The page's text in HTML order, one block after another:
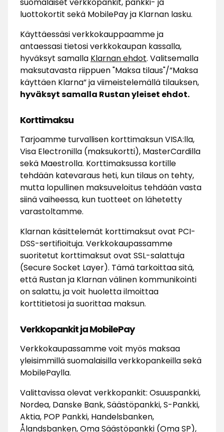
luottokortit sekä MobilePay ja Klarnan lasku.
Käyttäessäsi verkkokauppaamme ja
antaessasi tietosi verkkokaupan kassalla,
hyväksyt samalla Klarnan ehdot. Valitsemalla
maksutavasta riippuen "Maksa tilaus"/”Maksa
käyttäen Klarna” ja viimeistelemällä tilauksen,
hyväksyt samalla Rustan yleiset ehdot.
Korttimaksu
Tarjoamme turvallisen korttimaksun VISA:lla,
Visa Electronilla (maksukortti), MasterCardilla
sekä Maestrolla. Korttimaksussa kortille
tehdään katevaraus heti, kun tilaus on tehty,
mutta lopullinen maksuveloitus tehdään vasta
siinä vaiheessa, kun tuotteet on lähetetty
varastoltamme.
Klarnan käsittelemät korttimaksut ovat PCI-
DSS-sertifioituja. Verkkokaupassamme
suoritetut korttimaksut ovat SSL-salattuja
(Secure Socket Layer). Tämä tarkoittaa sitä,
että Rustan ja Klarnan välinen kommunikointi
on salattu, ja voit huoletta ilmoittaa
korttitietosi ja suorittaa maksun.
Verkkopankit ja MobilePay
Verkkokaupassamme voit myös maksaa
yleisimmillä suomalaisilla verkkopankeilla sekä
MobilePaylla.
Valittavissa olevat verkkopankit: Osuuspankki,
Nordea, Danske Bank, Säästöpankki, S-Pankki,
Aktia, POP Pankki, Handelsbanken,
Ålandsbanken, Oma Säästöpankki (Oma SP),